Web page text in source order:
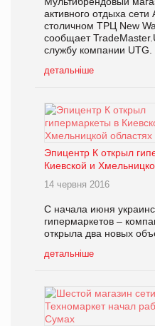
активного отдыха сети
столичном ТРЦ New
сообщает
службу компании UTG.
детальніше
Эпицентр К открыл
Киевской и
14 червня 2016
С начала июня
гипермаркетов –
открыла два новых
детальніше